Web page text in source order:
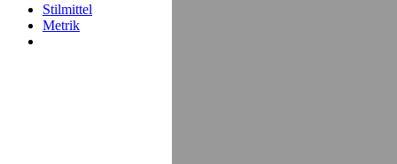
Stilmittel
Metrik